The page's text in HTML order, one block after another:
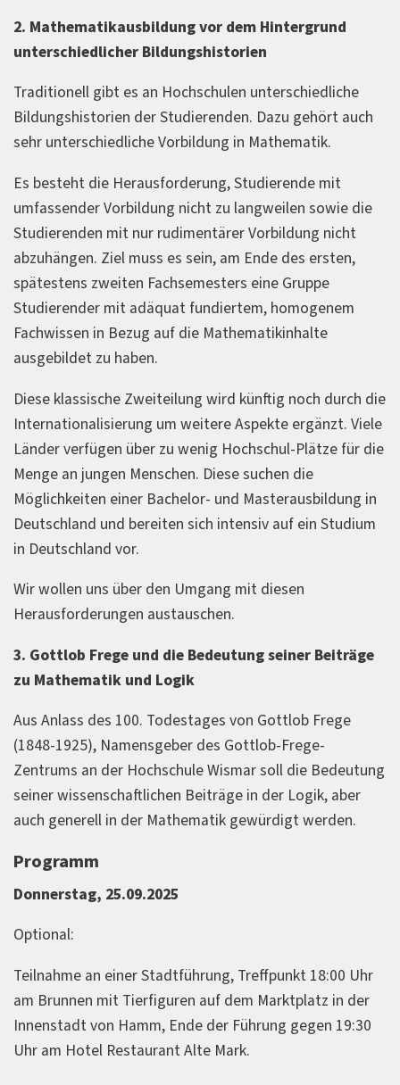
2. Mathematikausbildung vor dem Hintergrund
unterschiedlicher Bildungshistorien
Traditionell gibt es an Hochschulen unterschiedliche
Bildungshistorien der Studierenden. Dazu gehört auch
sehr unterschiedliche Vorbildung in Mathematik.
Es besteht die Herausforderung, Studierende mit
umfassender Vorbildung nicht zu langweilen sowie die
Studierenden mit nur rudimentärer Vorbildung nicht
abzuhängen. Ziel muss es sein, am Ende des ersten,
spätestens zweiten Fachsemesters eine Gruppe
Studierender mit adäquat fundiertem, homogenem
Fachwissen in Bezug auf die Mathematikinhalte
ausgebildet zu haben.
Diese klassische Zweiteilung wird künftig noch durch die
Internationalisierung um weitere Aspekte ergänzt. Viele
Länder verfügen über zu wenig Hochschul-Plätze für die
Menge an jungen Menschen. Diese suchen die
Möglichkeiten einer Bachelor- und Masterausbildung in
Deutschland und bereiten sich intensiv auf ein Studium
in Deutschland vor.
Wir wollen uns über den Umgang mit diesen
Herausforderungen austauschen.
3. Gottlob Frege und die Bedeutung seiner Beiträge
zu Mathematik und Logik
Aus Anlass des 100. Todestages von Gottlob Frege
(1848-1925), Namensgeber des Gottlob-Frege-
Zentrums an der Hochschule Wismar soll die Bedeutung
seiner wissenschaftlichen Beiträge in der Logik, aber
auch generell in der Mathematik gewürdigt werden.
Programm
Donnerstag, 25.09.2025
Optional:
Teilnahme an einer Stadtführung, Treffpunkt 18:00 Uhr
am Brunnen mit Tierfiguren auf dem Marktplatz in der
Innenstadt von Hamm, Ende der Führung gegen 19:30
Uhr am Hotel Restaurant Alte Mark.